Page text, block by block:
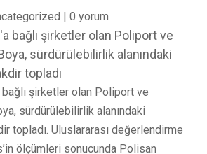
| 0 yorum
bağlı şirketler olan Poliport ve
sürdürülebilirlik alanındaki
topladı
şirketler olan Poliport ve
sürdürülebilirlik alanındaki
topladı. Uluslararası değerlendirme
ölçümleri sonucunda Polisan